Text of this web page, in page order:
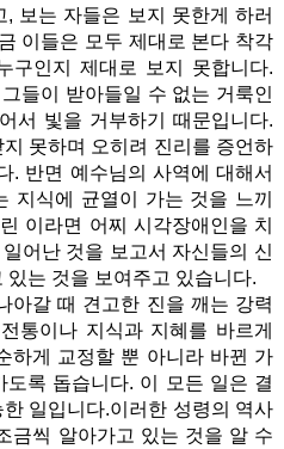
보는 자들은 보지 못한게 하러
이들은 모두 제대로 본다 착각
구인지 제대로 보지 못합니다.
들이 받아들일 수 없는 거룩인
서 빛을 거부하기 때문입니다.
못하며 오히려 진리를 증언하
. 반면 예수님의 사역에 대해서
지식에 균열이 가는 것을 느끼
이라면 어찌 시각장애인을 치
어난 것을 보고서 자신들의 신
는 것을 보여주고 있습니다.
아갈 때 견고한 진을 깨는 강력
통이나 지식과 지혜를 바르게
하게 교정할 뿐 아니라 바뀐 가
록 돕습니다. 이 모든 일은 결
일입니다.이러한 성령의 역사
금씩 알아가고 있는 것을 알 수